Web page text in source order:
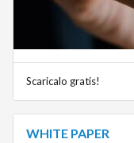
Scaricalo gratis!
WHITE PAPER